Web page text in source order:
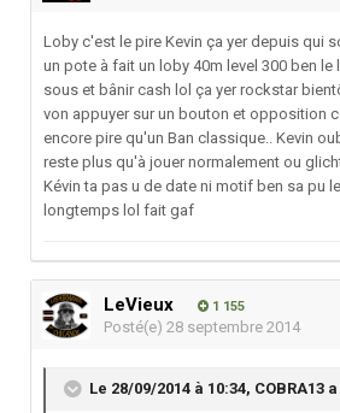
Loby c'est le pire Kevin ça yer depuis qui
un pote à fait un loby 40m level 300 ben le
sous et bânir cash lol ça yer rockstar
von appuyer sur un bouton et opposition
encore pire qu'un Ban classique.. Kevin
reste plus qu'à jouer normalement ou
Kévin ta pas u de date ni motif ben sa pu
longtemps lol fait gaf
LeVieux 1 155
Posté(e) 28 septembre 2014
Le 28/09/2014 à 10:34, COBRA13